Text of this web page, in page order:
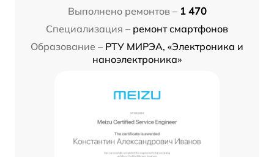
Выполнено ремонтов – 1 470
Специализация – ремонт смартфонов
Образование – РТУ МИРЭА, «Электроника и
наноэлектроника»